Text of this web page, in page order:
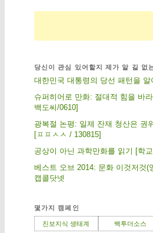
당신이 관심 있어할지 제가 알 길 없
대한민국 대통령의 당선 패턴을 알
슈퍼히어로 만화: 절대적 힘을 바
백도씨/0610]
광복절 논평: 일제 잔재 청산은 권
[ㅍㅍㅅㅅ / 130815]
공상이 아닌 과학만화를 읽기 [학
베스트 오브 2014: 문화 이것저것(
캡콜닷넷
몇가지 캠페인
진보지식 생태계 백투더소스